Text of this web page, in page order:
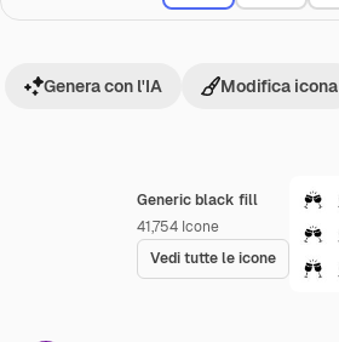
Generic black fill
41,754 Icone
Vedi tutte le icone
Genera con l'IA Modifica icona